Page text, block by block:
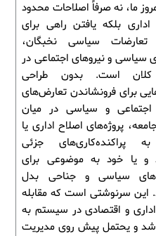
ما، نه صرفاً اصلاحات محدود
بلکه یافتن راهی برای
تعارضات سیاسی نخبگان،
سیاسی و نیروهای اجتماعی در
است. بدون طراحی
برای فرونشاندن تعارض‌های
اجتماعی و سیاسی در میان
پروژه‌های اصلاح اداری یا
پراکنده‌کاری‌های جزئی
و یا خود به موضوعی برای
سیاسی و جناحی بدل
این سرنوشتی است که مقابله
و اقتصادی در سیستم به
شد و یحتمل پیش روی مدیریت